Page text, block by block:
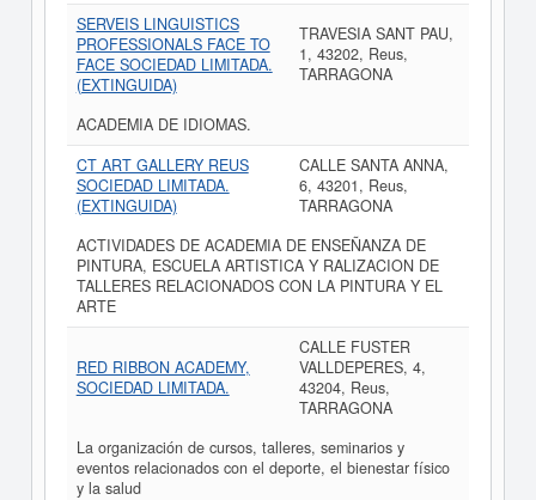
SERVEIS LINGUISTICS
PROFESSIONALS FACE TO
FACE SOCIEDAD LIMITADA.
(EXTINGUIDA)
TRAVESIA SANT PAU,
1, 43202, Reus,
TARRAGONA
ACADEMIA DE IDIOMAS.
CT ART GALLERY REUS
SOCIEDAD LIMITADA.
(EXTINGUIDA)
CALLE SANTA ANNA,
6, 43201, Reus,
TARRAGONA
ACTIVIDADES DE ACADEMIA DE ENSEÑANZA DE
PINTURA, ESCUELA ARTISTICA Y RALIZACION DE
TALLERES RELACIONADOS CON LA PINTURA Y EL
ARTE
RED RIBBON ACADEMY,
SOCIEDAD LIMITADA.
CALLE FUSTER
VALLDEPERES, 4,
43204, Reus,
TARRAGONA
La organización de cursos, talleres, seminarios y
eventos relacionados con el deporte, el bienestar físico
y la salud